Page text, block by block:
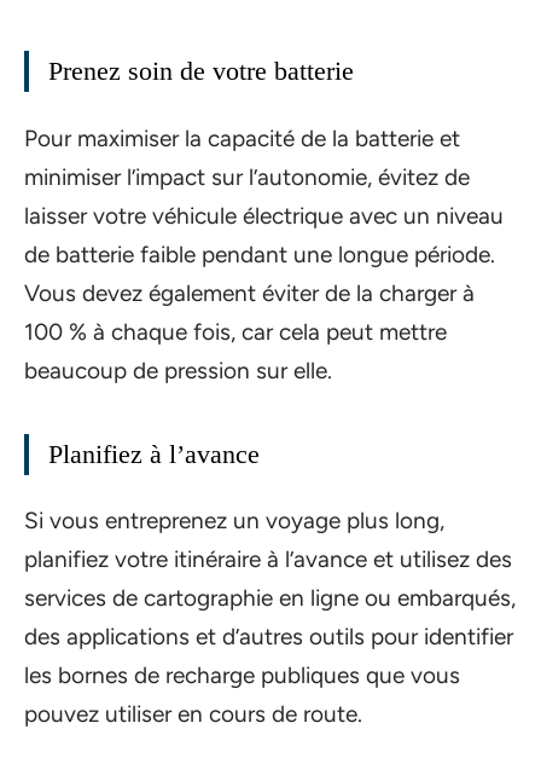
Prenez soin de votre batterie
Pour maximiser la capacité de la batterie et
minimiser l’impact sur l’autonomie, évitez de
laisser votre véhicule électrique avec un niveau
de batterie faible pendant une longue période.
Vous devez également éviter de la charger à
100 % à chaque fois, car cela peut mettre
beaucoup de pression sur elle.
Planifiez à l’avance
Si vous entreprenez un voyage plus long,
planifiez votre itinéraire à l’avance et utilisez des
services de cartographie en ligne ou embarqués,
des applications et d’autres outils pour identifier
les bornes de recharge publiques que vous
pouvez utiliser en cours de route.